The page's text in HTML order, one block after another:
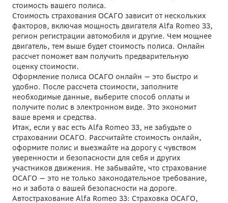
стоимость вашего полиса.
Стоимость страхования ОСАГО зависит от нескольких
факторов, включая мощность двигателя Alfa Romeo 33,
регион регистрации автомобиля и другие. Чем мощнее
двигатель, тем выше будет стоимость полиса. Онлайн
рассчет поможет вам получить предварительную
оценку стоимости.
Оформление полиса ОСАГО онлайн — это быстро и
удобно. После рассчета стоимости, заполните
необходимые данные, выберите способ оплаты и
получите полис в электронном виде. Это экономит
ваше время и средства.
Итак, если у вас есть Alfa Romeo 33, не забудьте о
страховании ОСАГО. Рассчитайте стоимость онлайн,
оформите полис и выезжайте на дорогу с чувством
уверенности и безопасности для себя и других
участников движения. Не забывайте, что страхование
ОСАГО — это не только законодательное требование,
но и забота о вашей безопасности на дороге.
Автострахование Alfa Romeo 33: Страховка ОСАГО,